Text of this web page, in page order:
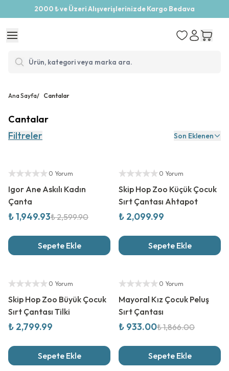
2000 ₺ ve Üzeri Alışverişlerinizde Kargo Bedava
Ana Sayfa/ Cantalar
Cantalar
Filtreler
Son Eklenen
Yetkili Satıcı
0 Yorum
Igor Ane Askılı Kadın
Çanta
₺ 1,949.93₺ 2,599.90
Sepete Ekle
0 Yorum
Skip Hop Zoo Küçük Çocuk
Sırt Çantası Ahtapot
₺ 2,099.99
Sepete Ekle
0 Yorum
Skip Hop Zoo Büyük Çocuk
Sırt Çantası Tilki
₺ 2,799.99
Sepete Ekle
Yetkili Satıcı
0 Yorum
Mayoral Kız Çocuk Peluş
Sırt Çantası
₺ 933.00₺ 1,866.00
Sepete Ekle